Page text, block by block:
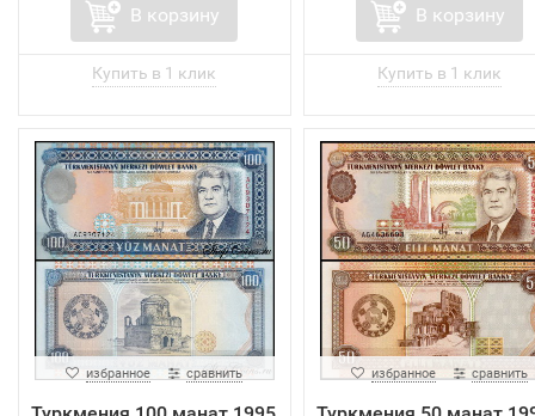
В корзину В корзину
избранное сравнить избранное сравнить